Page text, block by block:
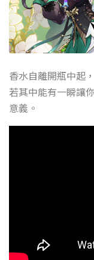
香水自離開瓶中起
若其中能有一瞬讓
意義。